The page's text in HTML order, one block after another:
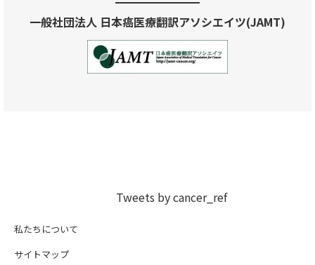
一般社団法人 日本癌医療翻訳アソシエイツ(JAMT)
Tweets by cancer_ref
私たちについて
サイトマップ